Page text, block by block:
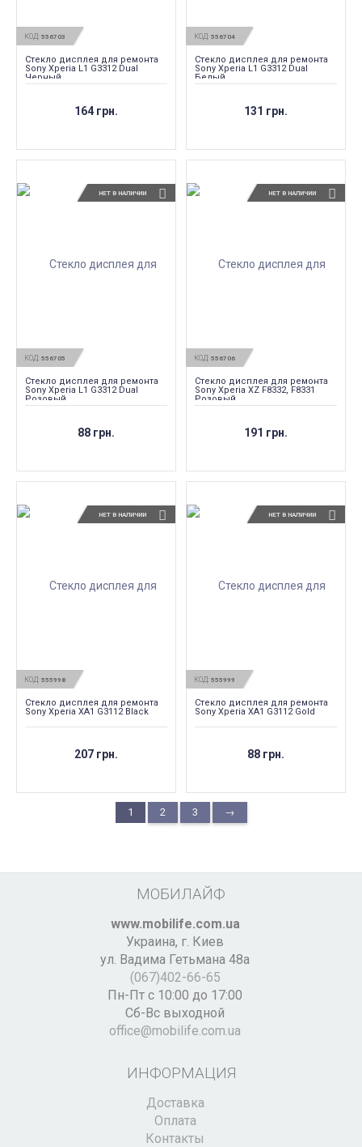
КОД: 556703
Стекло дисплея для ремонта
Sony Xperia L1 G3312 Dual
Черный
164 грн.
КОД: 556704
Стекло дисплея для ремонта
Sony Xperia L1 G3312 Dual
Белый
131 грн.
НЕТ В НАЛИЧИИ
КОД: 556705
Стекло дисплея для ремонта
Sony Xperia L1 G3312 Dual
Розовый
88 грн.
НЕТ В НАЛИЧИИ
КОД: 556706
Стекло дисплея для ремонта
Sony Xperia XZ F8332, F8331
Розовый
191 грн.
НЕТ В НАЛИЧИИ
КОД: 555998
Стекло дисплея для ремонта
Sony Xperia XA1 G3112 Black
207 грн.
НЕТ В НАЛИЧИИ
КОД: 555999
Стекло дисплея для ремонта
Sony Xperia XA1 G3112 Gold
88 грн.
1 2 3 →
МОБИЛАЙФ
www.mobilife.com.ua
Украина, г. Киев
ул. Вадима Гетьмана 48а
(067)402-66-65
Пн-Пт с 10:00 до 17:00
Сб-Вс выходной
office@mobilife.com.ua
ИНФОРМАЦИЯ
Доставка
Оплата
Контакты